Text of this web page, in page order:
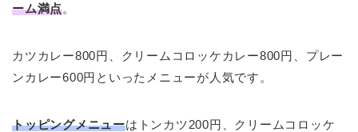
ーム満点。
カツカレー800円、クリームコロッケカレー800円、プレー
ンカレー600円といったメニューが人気です。
トッピングメニューはトンカツ200円、クリームコロッケ